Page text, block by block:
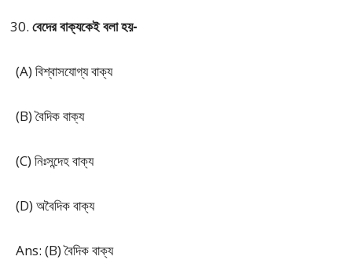
বেদের বাক্যকেই বলা হয়-
(A) বিশ্বাসযোগ্য বাক্য
(B) বৈদিক বাক্য
(C) নিঃসন্দেহ বাক্য
(D) অবৈদিক বাক্য
Ans: (B) বৈদিক বাক্য